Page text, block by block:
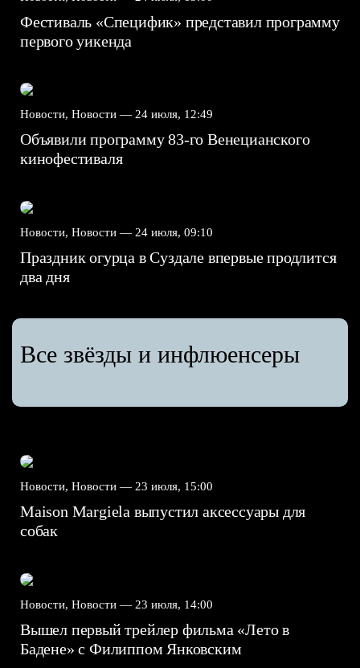
Фестиваль «Специфик» представил программу
первого уикенда
Новости, Новости — 24 июля, 12:49
Объявили программу 83-го Венецианского
кинофестиваля
Новости, Новости — 24 июля, 09:10
Праздник огурца в Суздале впервые продлится
два дня
Все звёзды и инфлюенсеры
Новости, Новости — 23 июля, 15:00
Maison Margiela выпустил аксессуары для
собак
Новости, Новости — 23 июля, 14:00
Вышел первый трейлер фильма «Лето в
Бадене» с Филиппом Янковским